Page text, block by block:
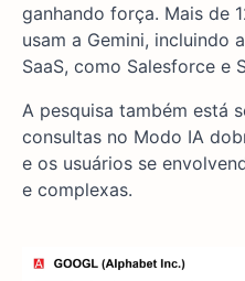
ganhando força. Mais de
usam a Gemini, incluindo
SaaS, como Salesforce e
A pesquisa também está
consultas no Modo IA
e os usuários se
e complexas.